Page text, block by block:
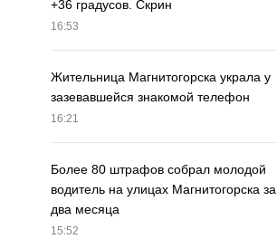
+36 градусов. Скрин
16:53
Жительница Магнитогорска украла у
зазевавшейся знакомой телефон
16:21
Более 80 штрафов собрал молодой
водитель на улицах Магнитогорска за
два месяца
15:52